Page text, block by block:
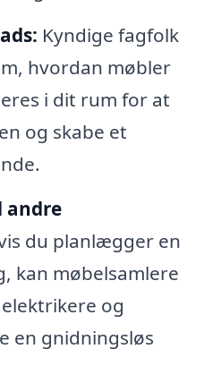
Kyndige fagfolk
hvordan møbler
i dit rum for at
og skabe et
andre
du planlægger en
kan møbelsamlere
og
en gnidningsløs